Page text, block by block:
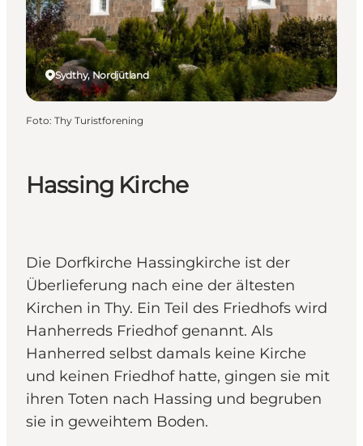
Mach deine Urlaubsplanung
Hassing Kirche
Die Dorfkirche Hassingkirche ist der
Überlieferung nach eine der ältesten
Kirchen in Thy. Ein Teil des Friedhofs wird
Hanherreds Friedhof genannt. Als
Hanherred selbst damals keine Kirche
und keinen Friedhof hatte, gingen sie mit
ihren Toten nach Hassing und begruben
sie in geweihtem Boden.
Sydthy, Nordjütland
Foto: Thy Turistforening